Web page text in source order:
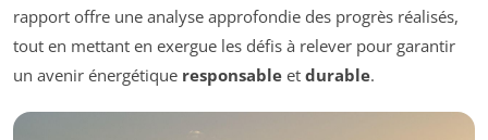
rapport offre une analyse approfondie des progrès réalisés,
tout en mettant en exergue les défis à relever pour garantir
un avenir énergétique responsable et durable.